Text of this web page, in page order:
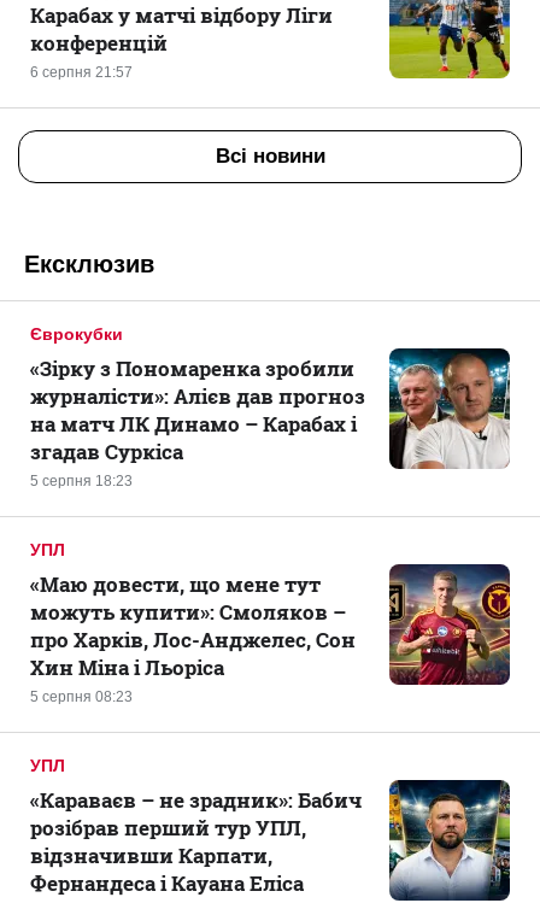
6 серпня 21:57
Карабах у матчі відбору Ліги
конференцій
Всі новини
Ексклюзив
Єврокубки
5 серпня 18:23
«Зірку з Пономаренка зробили
журналісти»: Алієв дав прогноз
на матч ЛК Динамо – Карабах і
згадав Суркіса
УПЛ
5 серпня 08:23
«Маю довести, що мене тут
можуть купити»: Смоляков –
про Харків, Лос-Анджелес, Сон
Хин Міна і Льоріса
УПЛ
«Караваєв – не зрадник»: Бабич
розібрав перший тур УПЛ,
відзначивши Карпати,
Фернандеса і Кауана Еліса